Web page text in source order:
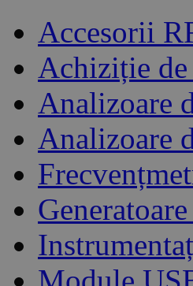
Accesorii
Achiziție de
Analizoare
Analizoare